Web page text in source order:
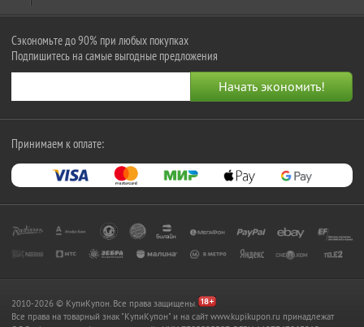
Сэкономьте до 90% при любых покупках
Подпишитесь на самые выгодные предложения
Принимаем к оплате:
2010-2026 © КупиКупон. Все права защищены.
Все права на товарный знак "КупиКупон" и на сайт www.kupikupon.ru принадлежат